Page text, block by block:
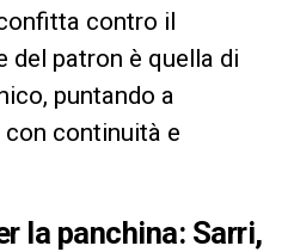
contro il
del patron è quella di
puntando a
continuità e
la panchina: Sarri,